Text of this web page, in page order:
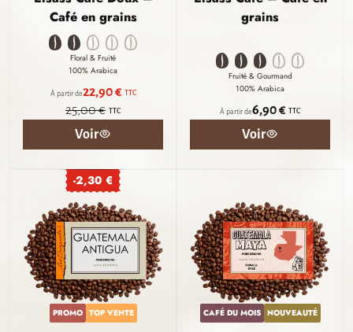
Café en grains
Floral & Fruité
100% Arabica
À partir de22,90 € TTC
25,00 € TTC
Voir
grains
Fruité & Gourmand
100% Arabica
À partir de6,90 € TTC
Voir
-2,30 €
PROMO TOP VENTE CAFÉ DU MOIS NOUVEAUTÉ